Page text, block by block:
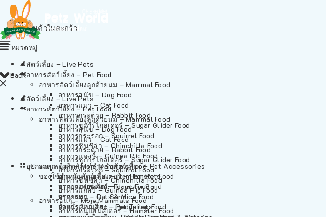
ไม่มีสินค้าในตะกร้า
Back
สัตว์เลี้ยง – Live Pets
อาหารสัตว์เลี้ยง – Pet Food
อาหารสัตว์เลี้ยงลูกด้วยนม – Mammal Food
อาหารสุนัข – Dog Food
อาหารแมว – Cat Food
อาหารกระต่าย – Rabbit Food
อาหารชูก้าร์ไกลเดอร์ – Sugar Glider Food
อาหารกระรอก – Squirrel Food
อาหารชินชิล่า – Chinchilla Food
อาหารแกสบี้ – Guinea Pig Food
อาหารอื่นๆ – More Mammals Food
อาหารหนูแฮมสเตอร์ – Hamster Food
หมวดหมู่
สัตว์เลี้ยง – Live Pets
อาหารสัตว์เลี้ยง – Pet Food
อาหารสัตว์เลี้ยงลูกด้วยนม – Mammal Food
อาหารสุนัข – Dog Food
อาหารแมว – Cat Food
อาหารกระต่าย – Rabbit Food
อาหารชูก้าร์ไกลเดอร์ – Sugar Glider Food
อาหารกระรอก – Squirrel Food
อาหารชินชิล่า – Chinchilla Food
อาหารแกสบี้ – Guinea Pig Food
อาหารอื่นๆ – More Mammals Food
อาหารหนูแฮมสเตอร์ – Hamster Food
อาหารเฟอร์เร็ต – Ferret Food
อาหารหนู – Rats & Mice Food
อาหารเม่นแคระ – Hedgehog Food
อุปกรณและผลิตภัณฑ์สำหรับสัตว์เลี้ยง – Pet Accessories
ของใช้สำหรับสัตว์เลี้ยง – Item For Pets
ทรายแฮมสเตอร์ – Hamster Sand
ทรายแมว – Cat Sand
ห้องน้ำสัตว์เลี้ยง – Pet Toilets